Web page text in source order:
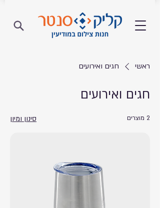
ראשי חגים ואירועים
חגים ואירועים
2 מוצרים סינון ומיון